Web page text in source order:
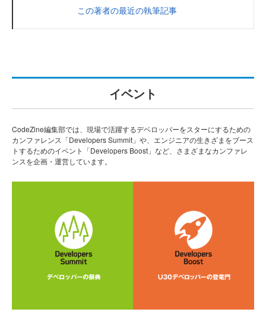
この著者の最近の執筆記事
イベント
CodeZine編集部では、現場で活躍するデベロッパーをスターにするための
カンファレンス「Developers Summit」や、エンジニアの生きざまをブース
トするためのイベント「Developers Boost」など、さまざまなカンファレ
ンスを企画・運営しています。